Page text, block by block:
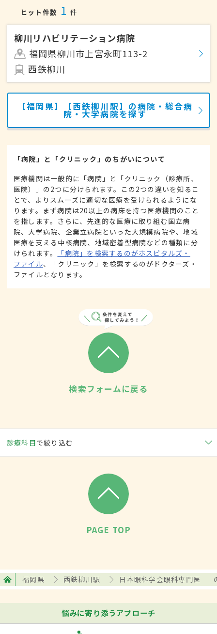
ヒット件数 1 件
柳川リハビリテーション病院
福岡県柳川市上宮永町113-2
西鉄柳川
【福岡県】【西鉄柳川駅】の病院・総合病
院・大学病院を探す
「病院」と「クリニック」のちがいについて
医療機関は一般的に「病院」と「クリニック（診療所、
医院）」の2つに分けられます。この2つの違いを知るこ
とで、よりスムーズに適切な医療を受けられるようにな
ります。まず病院は20以上の病床を持つ医療機関のこと
を指します。さらに、先進的な医療に取り組む国立病
院、大学病院、企業立病院といった大規模病院や、地域
医療を支える中核病院、地域密着型病院などの種類に分
けられます。
「病院」を検索するのがホスピタルズ・
ファイル、「クリニック」を検索するのがドクターズ・
ファイルとなります。
検索フォームに戻る
診療科目で絞り込む
PAGE TOP
福岡県 西鉄柳川駅 日本眼科学会眼科専門医
悩みに寄り添うアプローチ